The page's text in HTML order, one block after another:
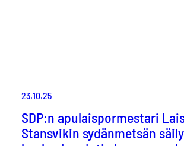
23.10.25
SDP:n apulaispormestari
Stansvikin sydänmetsän